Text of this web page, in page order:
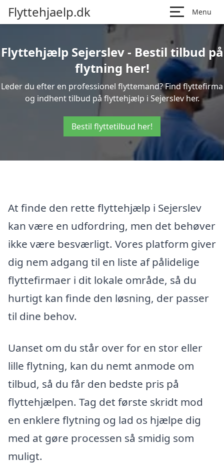
Flyttehjaelp.dk Menu
Flyttehjælp Sejerslev - Bestil tilbud på
flytning her!
Leder du efter en professionel flyttemand? Find flyttefirma
og indhent tilbud på flyttehjælp i Sejerslev her.
Bestil flyttetilbud her!
At finde den rette flyttehjælp i Sejerslev
kan være en udfordring, men det behøver
ikke være besværligt. Vores platform giver
dig nem adgang til en liste af pålidelige
flyttefirmaer i dit lokale område, så du
hurtigt kan finde den løsning, der passer
til dine behov.
Uanset om du står over for en stor eller
lille flytning, kan du nemt anmode om
tilbud, så du får den bedste pris på
flyttehjælpen. Tag det første skridt mod
en enklere flytning og lad os hjælpe dig
med at gøre processen så smidig som
muligt.